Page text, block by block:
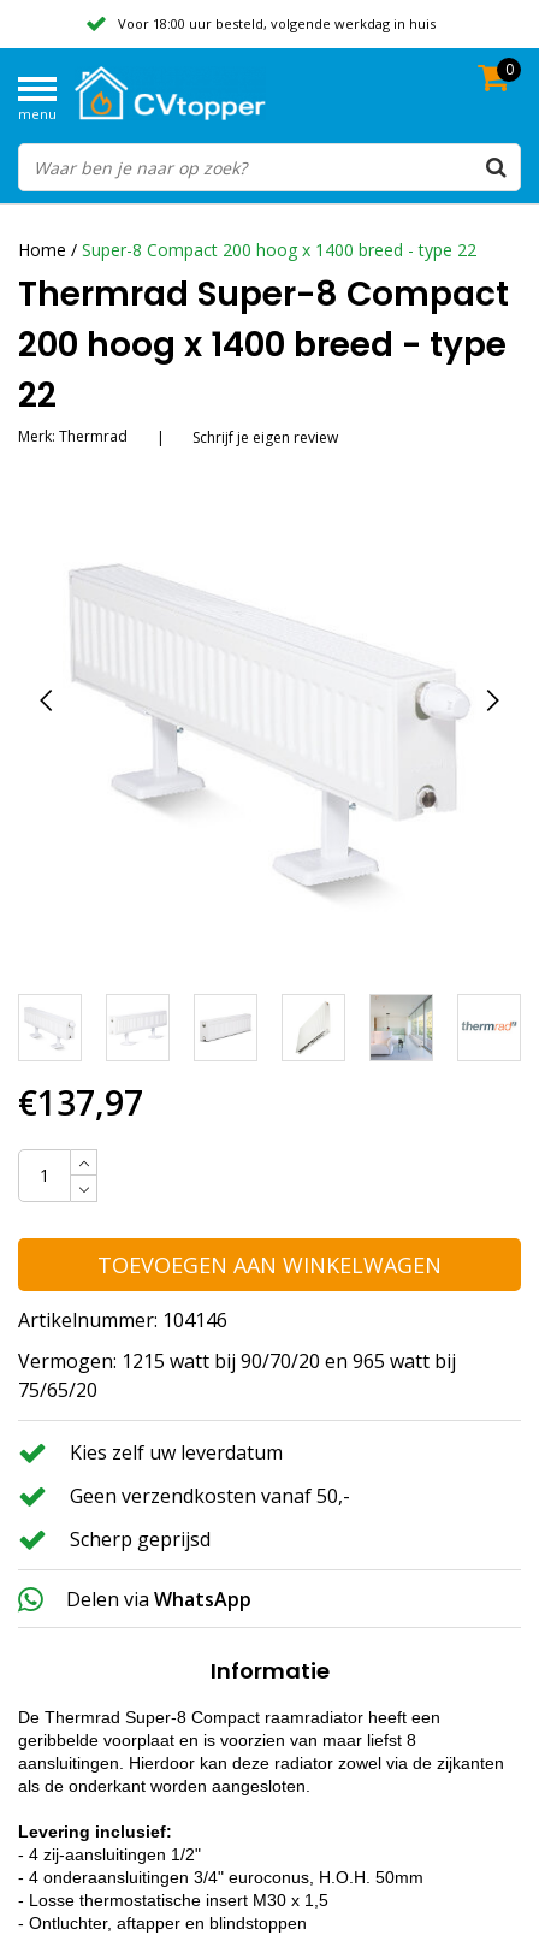
Voor 18:00 uur besteld, volgende werkdag in huis
Beoordeeld met een 9,8
menu
0
Home / Super-8 Compact 200 hoog x 1400 breed - type 22
Thermrad Super-8 Compact
200 hoog x 1400 breed - type
22
Merk: Thermrad | Schrijf je eigen review
€137,97
TOEVOEGEN AAN WINKELWAGEN
Artikelnummer: 104146
Vermogen: 1215 watt bij 90/70/20 en 965 watt bij
75/65/20
Kies zelf uw leverdatum
Geen verzendkosten vanaf 50,-
Scherp geprijsd
Delen via WhatsApp
Informatie
De Thermrad Super-8 Compact raamradiator heeft een
geribbelde voorplaat en is voorzien van maar liefst 8
aansluitingen. Hierdoor kan deze radiator zowel via de zijkanten
als de onderkant worden aangesloten.
Levering inclusief:
- 4 zij-aansluitingen 1/2"
- 4 onderaansluitingen 3/4" euroconus, H.O.H. 50mm
- Losse thermostatische insert M30 x 1,5
- Ontluchter, aftapper en blindstoppen